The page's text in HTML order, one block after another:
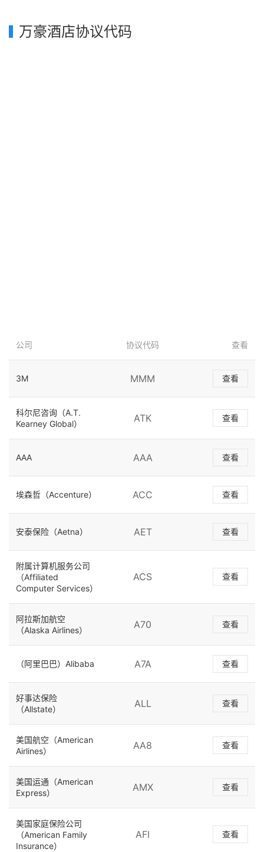
万豪酒店协议代码
公司 协议代码 查看
3M MMM 查看
科尔尼咨询（A.T.
Kearney Global）
ATK 查看
AAA AAA 查看
埃森哲（Accenture） ACC 查看
安泰保险（Aetna） AET 查看
附属计算机服务公司
（Affiliated
Computer Services）
ACS 查看
阿拉斯加航空
（Alaska Airlines）
A70 查看
（阿里巴巴）Alibaba A7A 查看
好事达保险
（Allstate）
ALL 查看
美国航空（American
Airlines）
AA8 查看
美国运通（American
Express）
AMX 查看
美国家庭保险公司
（American Family
Insurance）
AFI 查看